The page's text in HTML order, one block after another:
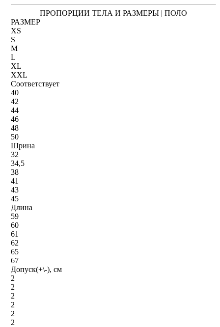
ПРОПОРЦИИ ТЕЛА И РАЗМЕРЫ | ПОЛО
РАЗМЕР
XS
S
M
L
XL
XXL
Соответствует
40
42
44
46
48
50
Шрина
32
34,5
38
41
43
45
Длина
59
60
61
62
65
67
Допуск(+\-), см
2
2
2
2
2
2